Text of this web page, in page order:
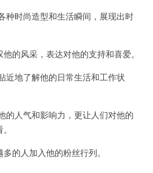
时尚造型和生活瞬间，展现出时
风采，表达对他的支持和喜爱。
地了解他的日常生活和工作状
人气和影响力，更让人们对他的
人加入他的粉丝行列。